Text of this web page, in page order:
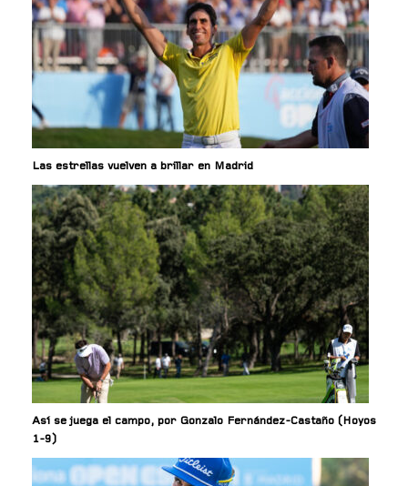
Las estrellas vuelven a brillar en Madrid
Así se juega el campo, por Gonzalo Fernández-Castaño (Hoyos
1-9)